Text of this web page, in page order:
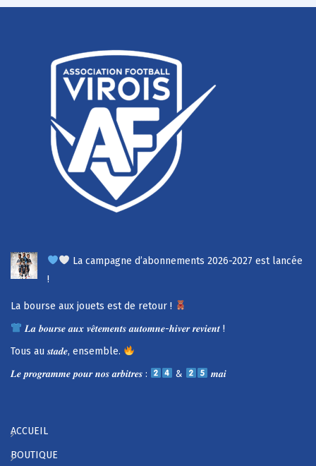
La campagne d’abonnements 2026-2027 est lancée
!
La bourse aux jouets est de retour !
𝑳𝒂 𝒃𝒐𝒖𝒓𝒔𝒆 𝒂𝒖𝒙 𝒗𝒆̂𝒕𝒆𝒎𝒆𝒏𝒕𝒔 𝒂𝒖𝒕𝒐𝒎𝒏𝒆-𝒉𝒊𝒗𝒆𝒓 𝒓𝒆𝒗𝒊𝒆𝒏𝒕 !
Tous au 𝒔𝒕𝒂𝒅𝒆, ensemble.
𝑳𝒆 𝒑𝒓𝒐𝒈𝒓𝒂𝒎𝒎𝒆 𝒑𝒐𝒖𝒓 𝒏𝒐𝒔 𝒂𝒓𝒃𝒊𝒕𝒓𝒆𝒔 :
& 𝒎𝒂𝒊
ACCUEIL
BOUTIQUE